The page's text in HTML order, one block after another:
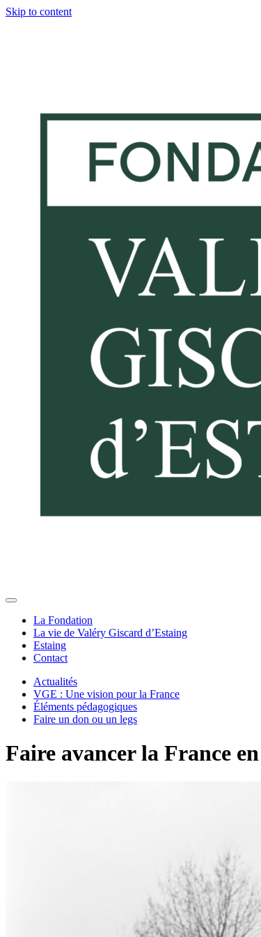
Skip to content
La Fondation
La vie de Valéry Giscard d’Estaing
Estaing
Contact
Actualités
VGE : Une vision pour la France
Éléments pédagogiques
Faire un don ou un legs
Faire avancer la France